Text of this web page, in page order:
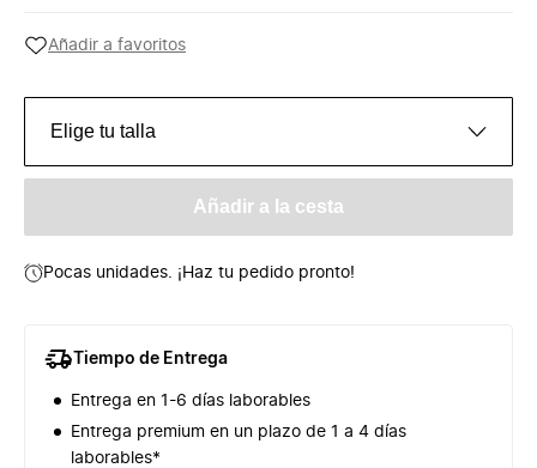
Añadir a favoritos
Elige tu talla
Añadir a la cesta
Pocas unidades. ¡Haz tu pedido pronto!
Tiempo de Entrega
Entrega en 1-6 días laborables
Entrega premium en un plazo de 1 a 4 días
laborables*